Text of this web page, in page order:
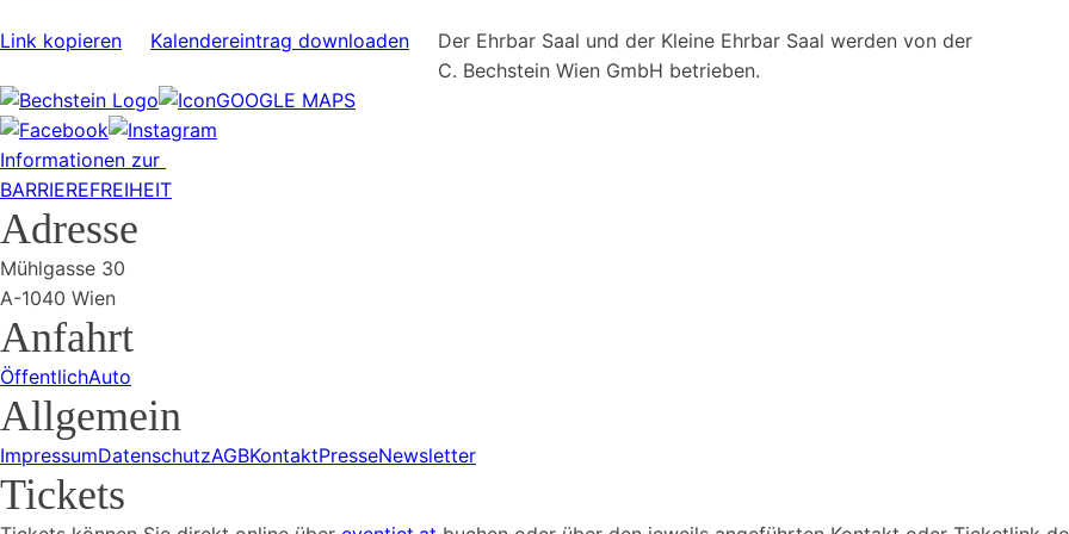
Link kopieren Kalendereintrag downloaden
Der Ehrbar Saal und der Kleine Ehrbar Saal werden von der
C. Bechstein Wien GmbH betrieben.
GOOGLE MAPS
Informationen zur
BARRIEREFREIHEIT
Adresse
Mühlgasse 30
A-1040 Wien
Anfahrt
ÖffentlichAuto
Allgemein
ImpressumDatenschutzAGBKontaktPresseNewsletter
Tickets